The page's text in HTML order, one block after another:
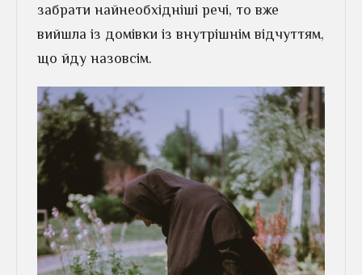
забрати найнеобхідніші речі, то вже
вийшла із домівки із внутрішнім відчуттям,
що йду назовсім.